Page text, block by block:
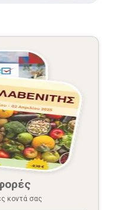
κοντά σας